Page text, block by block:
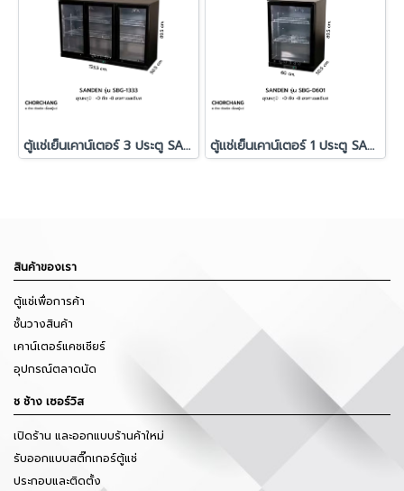
ตู้แช่เย็นเคาน์เตอร์ 3 ประตู SANDEN รุ่น SBG-1333 ตู้แช่เย็นเคาน์เตอร์ 1 ประตู SANDEN รุ่น SBG-0601
สินค้าของเรา
ตู้แช่เพื่อการค้า
ชั้นวางสินค้า
เคาน์เตอร์แคชเชียร์
อุปกรณ์ตลาดนัด
ช ช้าง เซอร์วิส
เปิดร้าน และออกแบบร้านค้าใหม่
รับออกแบบสติ๊กเกอร์ตู้แช่
ประกอบและติดตั้ง